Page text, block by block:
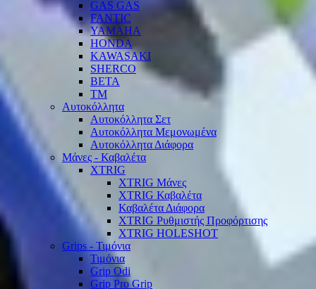
GAS GAS
FANTIC
YAMAHA
HONDA
KAWASAKI
SHERCO
BETA
TM
Αυτοκόλλητα
Αυτοκόλλητα Σετ
Αυτοκόλλητα Μεμονωμένα
Αυτοκόλλητα Διάφορα
Μάνες - Καβαλέτα
XTRIG
XTRIG Μάνες
XTRIG Καβαλέτα
Καβαλέτα Διάφορα
XTRIG Ρυθμιστής Προφόρτισης
XTRIG HOLESHOT
Grips - Τιμόνια
Τιμόνια
Grip Odi
Grip Pro Grip